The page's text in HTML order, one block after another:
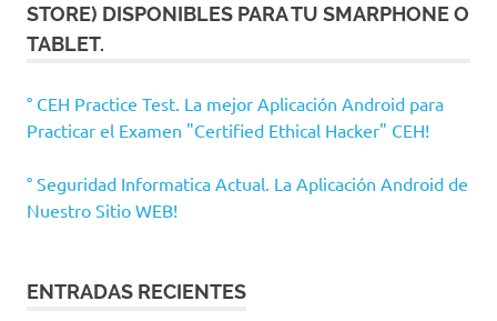
STORE) DISPONIBLES PARA TU SMARPHONE O
TABLET.
° CEH Practice Test. La mejor Aplicación Android para
Practicar el Examen "Certified Ethical Hacker" CEH!
° Seguridad Informatica Actual. La Aplicación Android de
Nuestro Sitio WEB!
ENTRADAS RECIENTES